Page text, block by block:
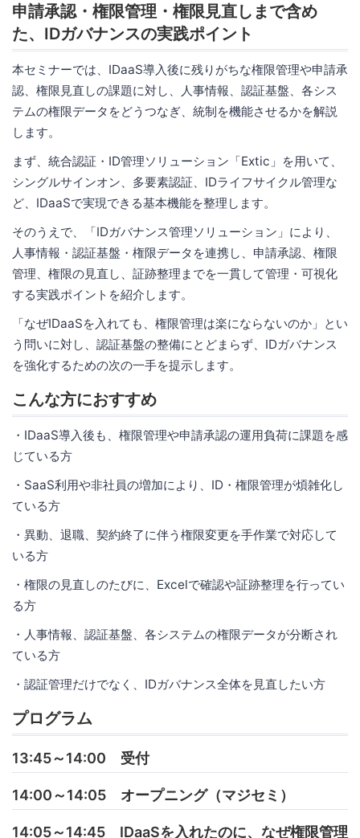
申請承認・権限管理・権限見直しまで含め
た、IDガバナンスの実践ポイント
本セミナーでは、IDaaS導入後に残りがちな権限管理や申請承
認、権限見直しの課題に対し、人事情報、認証基盤、各シス
テムの権限データをどうつなぎ、統制を機能させるかを解説
します。
まず、統合認証・ID管理ソリューション「Extic」を用いて、
シングルサインオン、多要素認証、IDライフサイクル管理な
ど、IDaaSで実現できる基本機能を整理します。
そのうえで、「IDガバナンス管理ソリューション」により、
人事情報・認証基盤・権限データを連携し、申請承認、権限
管理、権限の見直し、証跡整理までを一貫して管理・可視化
する実践ポイントを紹介します。
「なぜIDaaSを入れても、権限管理は楽にならないのか」とい
う問いに対し、認証基盤の整備にとどまらず、IDガバナンス
を強化するための次の一手を提示します。
こんな方におすすめ
・IDaaS導入後も、権限管理や申請承認の運用負荷に課題を感
じている方
・SaaS利用や非社員の増加により、ID・権限管理が煩雑化し
ている方
・異動、退職、契約終了に伴う権限変更を手作業で対応して
いる方
・権限の見直しのたびに、Excelで確認や証跡整理を行ってい
る方
・人事情報、認証基盤、各システムの権限データが分断され
ている方
・認証管理だけでなく、IDガバナンス全体を見直したい方
プログラム
13:45～14:00 受付
14:00～14:05 オープニング（マジセミ）
14:05～14:45 IDaaSを入れたのに、なぜ権限管理